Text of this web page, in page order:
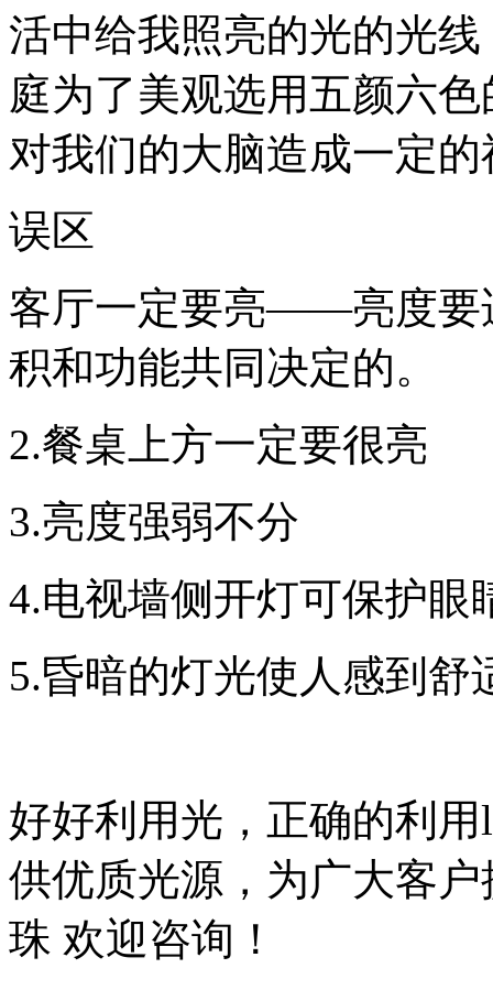
活中给我照亮的光的光
庭为了美观选用五颜六
对我们的大脑造成一定的
误区
客厅一定要亮——亮度要
积和功能共同决定的。
2.餐桌上方一定要很亮
3.亮度强弱不分
4.电视墙侧开灯可保护眼
5.昏暗的灯光使人感到舒
好好利用光，正确的利
供优质光源，为广大客
珠 欢迎咨询！